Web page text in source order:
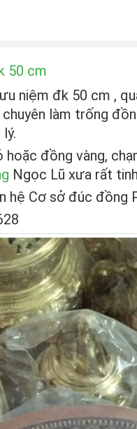
50 cm
niệm đk 50 cm ,
chuyên làm trống
đồng vàng,
Ngọc Lũ xưa rất
hệ Cơ sở đúc đồng